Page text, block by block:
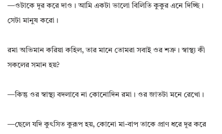
—ওটাকে দূর করে দাও। আমি একটা ভালো বিলিতি কুকুর এনে দিচ্ছি।
সেটা মানুষ করো।
রমা অভিমান করিয়া কহিল, তার মানে তোমরা সবাই ওর শত্রু। স্বাস্থ্য কী
সকলের সমান হয়?
—কিন্তু ওর স্বাস্থ্য বদলাবে না কোনোদিন রমা। ওর জাতটা মনে রেখো।
—ছেলে যদি কুৎসিত কুরূপ হয়, কোনো মা-বাপ তাকে প্রাণ ধরে দূর করে